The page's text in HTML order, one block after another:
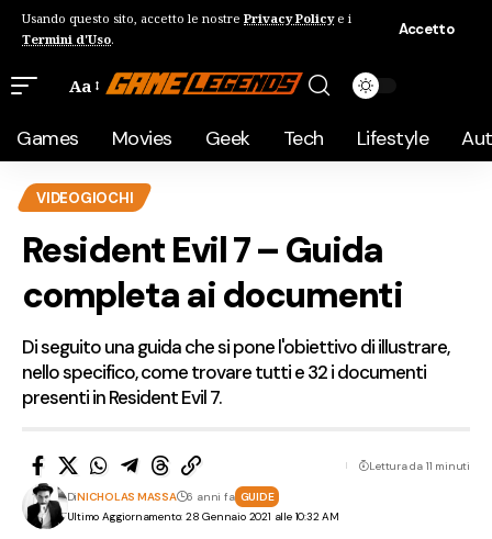
Usando questo sito, accetto le nostre Privacy Policye i
Termini d'Uso.
Accetto
Aa
Games Movies Geek Tech Lifestyle
VIDEOGIOCHI
Resident Evil 7 – Guida
completa ai documenti
Di seguito una guida che si pone l'obiettivo di illustrare,
nello specifico, come trovare tutti e 32 i documenti
presenti in Resident Evil 7.
Ultimo Aggiornamento: 28 Gennaio 2021 alle 10:32 AM
DiNICHOLAS MASSA 6 anni fa GUIDE
Lettura da 11 minuti